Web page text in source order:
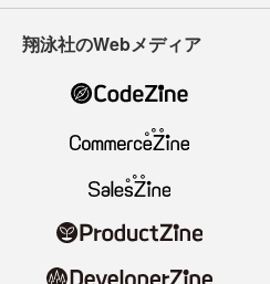
翔泳社のWebメディア